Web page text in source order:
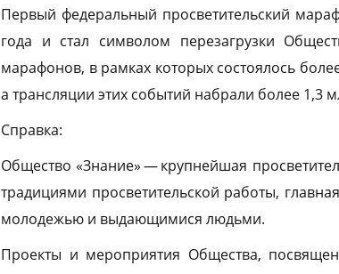
Первый федеральный просветительский
года и стал символом перезагрузки
марафонов, в рамках которых состоялось
а трансляции этих событий набрали более 1,3
Справка:
Общество «Знание» — крупнейшая
традициями просветительской работы,
молодежью и выдающимися людьми.
Проекты и мероприятия Общества,